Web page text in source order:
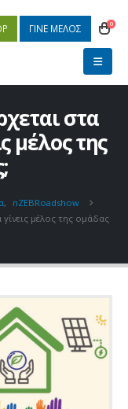
ΓΙΝΕ ΜΕΛΟΣ 0
στα
μέλος της
,
nZEBRoadshow
μέλος της ομάδας